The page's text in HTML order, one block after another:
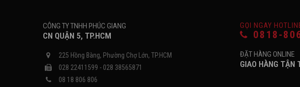
CÔNG TY TNHH PHÚC GIANG
CN QUẬN 5, TP.HCM
225 Hồng Bàng, Phường Chợ Lớn, TP.HCM
028 22411599 - 028 38565871
08 18 806 806
GỌI NGAY
0818-
ĐẶT HÀNG ONLINE
GIAO HÀNG TẬN